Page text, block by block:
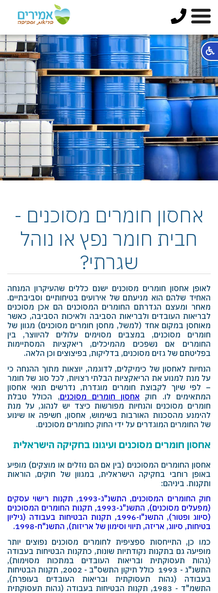
אחסון חומרים מסוכנים -
חבית חומר נפץ או נוהל
שגרתי?
לאופן אחסון חומרים מסוכנים ישנם כללים שהעיקרון המנחה
האחיד שלהם הוא מניעתם של אירועים בטיחותיים וסביבתיים.
מאחר ומעצם הגדרתם החומרים המסוכנים הם אכן מסוכנים
לבריאות העובדים ולבריאות הסביבה ולאיכות הסביבה, כאשר
מאוחסן במקום אחד (למשל, מחסן חומרים מסוכנים) מגוון של
חומרים מסוכנים, במצבים מסוימים עלולים להיווצר, בין
החומרים אם נשפכים מהמיכלים, ריאקציות המסתיימות
בפליטתם של גזים מסוכנים, בדליקות, בפיצוצים וכן הלאה.
הנחיות לאחסון של כימיקלים, לדוגמה, יוצאות מתוך ההנחה כי
על מנת למנוע את הריאקציות הבלתי רצויות, לכל סוג של חומר
– לפי שיוך לקבוצת חומרים מוגדרת, נדרשים תנאי אחסון
המתאימים לו. חוק אחסון חומרים מסוכנים, הכולל טבלת
חומרים מסוכנים והנחיות מפורשות כיצד יש לנהוג, על מנת
להימנע מהסכנות האורבות בשימוש, אחסון, חשיפה או שינוע
של החומרים המוגדרים על ידי החוק כחומרים מסוכנים.
אחסון חומרים מסוכנים ועיגונו בחקיקה הישראלית
אחסון החומרים המסוכנים (בין אם הם נוזלים או מוצקים) מופיע
באופן רוחבי בחקיקה הישראלית, במגוון של חוקים, הוראות
ותקנות. ביניהם:
חוק החומרים המסוכנים, התשנ"ג-1993
, תקנות רישוי עסקים
(מפעלים מסוכנים), התשנ"ג-1993
, תקנות החומרים המסוכנים
(סיווג ופטור), התשנ"ו-1996
, תקנות הבטיחות בעבודה (גיליון
בטיחות, סיווג, אריזה, תיווי וסימון של אריזות), התשנ"ח-1998
.
כמו כן, התייחסות ספציפית לחומרים מסוכנים נפוצים יותר
מופיעה גם בתקנות נקודתיות שונות, כתקנות הבטיחות בעבודה
(גהות תעסוקתית ובריאות העובדים במתכות מסוימות),
התשנ"ג - 1993 כולל תיקון התשס"ב - 2002, תקנות הבטיחות
בעבודה (גהות תעסוקתית ובריאות העובדים בעופרת),
התשמ"ד - 1983, תקנות הבטיחות בעבודה (גהות תעסוקתית